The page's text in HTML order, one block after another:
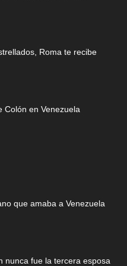
Roma te recibe
Colón en Venezuela
que amaba a Venezuela
nunca fue la tercera esposa